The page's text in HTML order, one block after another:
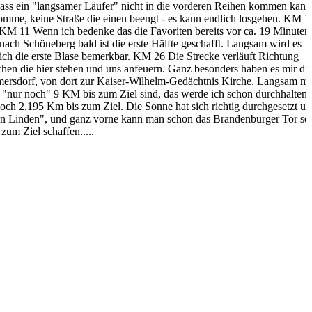
ein "langsamer Läufer" nicht in die vorderen Reihen kommen
keine Straße die einen beengt - es kann endlich losgehen. KM
11 Wenn ich bedenke das die Favoriten bereits vor ca. 19 Minuten
Schöneberg bald ist die erste Hälfte geschafft. Langsam wird es
die erste Blase bemerkbar. KM 26 Die Strecke verläuft Richtung
die hier stehen und uns anfeuern. Ganz besonders haben es mir die
von dort zur Kaiser-Wilhelm-Gedächtnis Kirche. Langsam
"nur noch" 9 KM bis zum Ziel sind, das werde ich schon durchhalten.
2,195 Km bis zum Ziel. Die Sonne hat sich richtig durchgesetzt
und ganz vorne kann man schon das Brandenburger Tor
Ziel schaffen.....